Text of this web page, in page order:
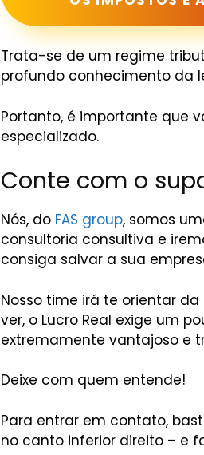
Trata-se de um regime
profundo conhecimento da
Portanto, é importante que
especializado.
Conte com o
Nós, do FAS group, somos
consultoria consultiva e
consiga salvar a sua
Nosso time irá te orientar
ver, o Lucro Real exige um
extremamente vantajoso e
Deixe com quem entende!
Para entrar em contato,
no canto inferior direito – e